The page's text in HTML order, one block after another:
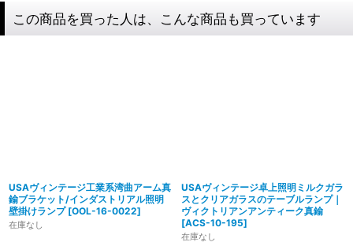
この商品を買った人は、こんな商品も買っています
USAヴィンテージ工業系湾曲アーム真
鍮ブラケット/インダストリアル照明
壁掛けランプ [OOL-16-0022]
在庫なし
USAヴィンテージ卓上照明ミルクガラ
スとクリアガラスのテーブルランプ｜
ヴィクトリアンアンティーク真鍮
[ACS-10-195]
在庫なし